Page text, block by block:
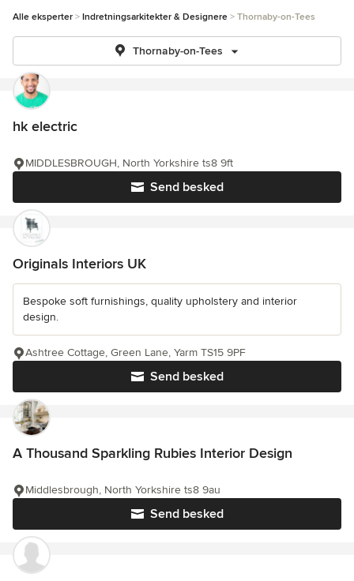
Alle eksperter Indretningsarkitekter & Designere Thornaby-on-Tees
Thornaby-on-Tees
hk electric
Send besked
MIDDLESBROUGH, North Yorkshire ts8 9ft
Originals Interiors UK
Bespoke soft furnishings, quality upholstery and interior
design.
Send besked
Ashtree Cottage, Green Lane, Yarm TS15 9PF
A Thousand Sparkling Rubies Interior Design
Send besked
Middlesbrough, North Yorkshire ts8 9au